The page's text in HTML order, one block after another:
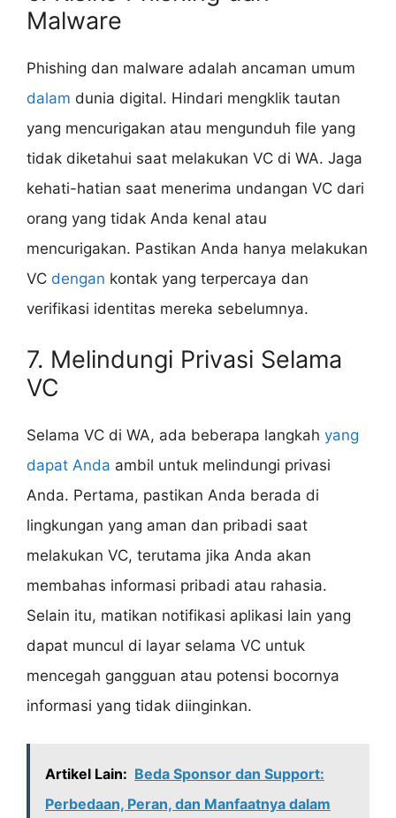
Malware
Phishing dan malware adalah ancaman umum
dalam dunia digital. Hindari mengklik tautan
yang mencurigakan atau mengunduh file yang
tidak diketahui saat melakukan VC di WA. Jaga
kehati-hatian saat menerima undangan VC dari
orang yang tidak Anda kenal atau
mencurigakan. Pastikan Anda hanya melakukan
VC dengan kontak yang terpercaya dan
verifikasi identitas mereka sebelumnya.
7. Melindungi Privasi Selama
VC
Selama VC di WA, ada beberapa langkah yang
dapat Anda ambil untuk melindungi privasi
Anda. Pertama, pastikan Anda berada di
lingkungan yang aman dan pribadi saat
melakukan VC, terutama jika Anda akan
membahas informasi pribadi atau rahasia.
Selain itu, matikan notifikasi aplikasi lain yang
dapat muncul di layar selama VC untuk
mencegah gangguan atau potensi bocornya
informasi yang tidak diinginkan.
Artikel Lain: Beda Sponsor dan Support:
Perbedaan, Peran, dan Manfaatnya dalam